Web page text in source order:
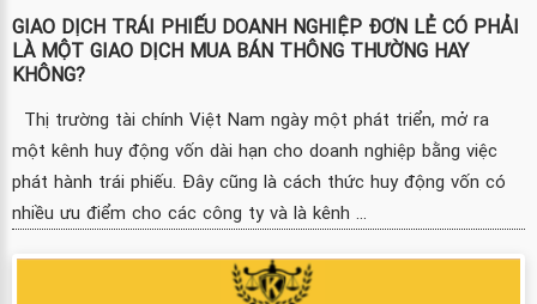
GIAO DỊCH TRÁI PHIẾU DOANH NGHIỆP ĐƠN LẺ CÓ PHẢI
LÀ MỘT GIAO DỊCH MUA BÁN THÔNG THƯỜNG HAY
KHÔNG?
Thị trường tài chính Việt Nam ngày một phát triển, mở ra
một kênh huy động vốn dài hạn cho doanh nghiệp bằng việc
phát hành trái phiếu. Đây cũng là cách thức huy động vốn có
nhiều ưu điểm cho các công ty và là kênh ...